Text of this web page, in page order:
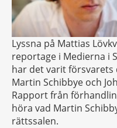
Lyssna på Mattias
reportage i Medierna i
har det varit
Martin Schibbye och
Rapport från
höra vad Martin
rättssalen.